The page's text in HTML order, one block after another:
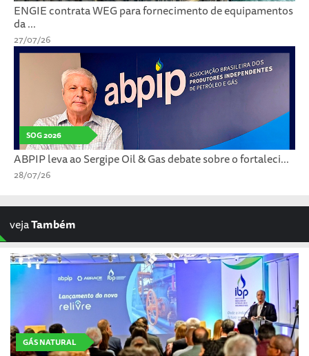
ENGIE contrata WEG para fornecimento de equipamentos
da ...
27/07/26
SOG 2026
ABPIP leva ao Sergipe Oil & Gas debate sobre o fortaleci...
28/07/26
vejaTambém
GÁS NATURAL